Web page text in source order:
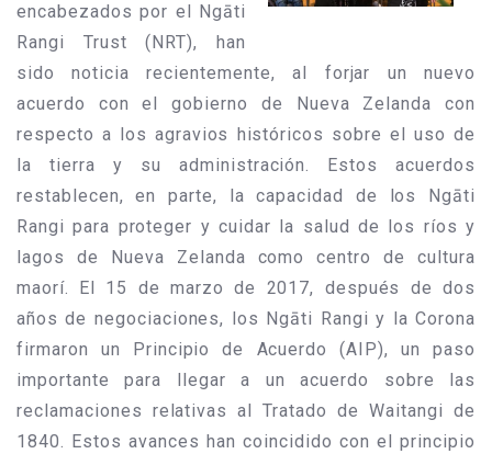
encabezados por el Ngāti
Rangi Trust (NRT), han
sido noticia recientemente, al forjar un nuevo
acuerdo con el gobierno de Nueva Zelanda con
respecto a los agravios históricos sobre el uso de
la tierra y su administración. Estos acuerdos
restablecen, en parte, la capacidad de los Ngāti
Rangi para proteger y cuidar la salud de los ríos y
lagos de Nueva Zelanda como centro de cultura
maorí. El 15 de marzo de 2017, después de dos
años de negociaciones, los Ngāti Rangi y la Corona
firmaron un Principio de Acuerdo (AIP), un paso
importante para llegar a un acuerdo sobre las
reclamaciones relativas al Tratado de Waitangi de
1840. Estos avances han coincidido con el principio